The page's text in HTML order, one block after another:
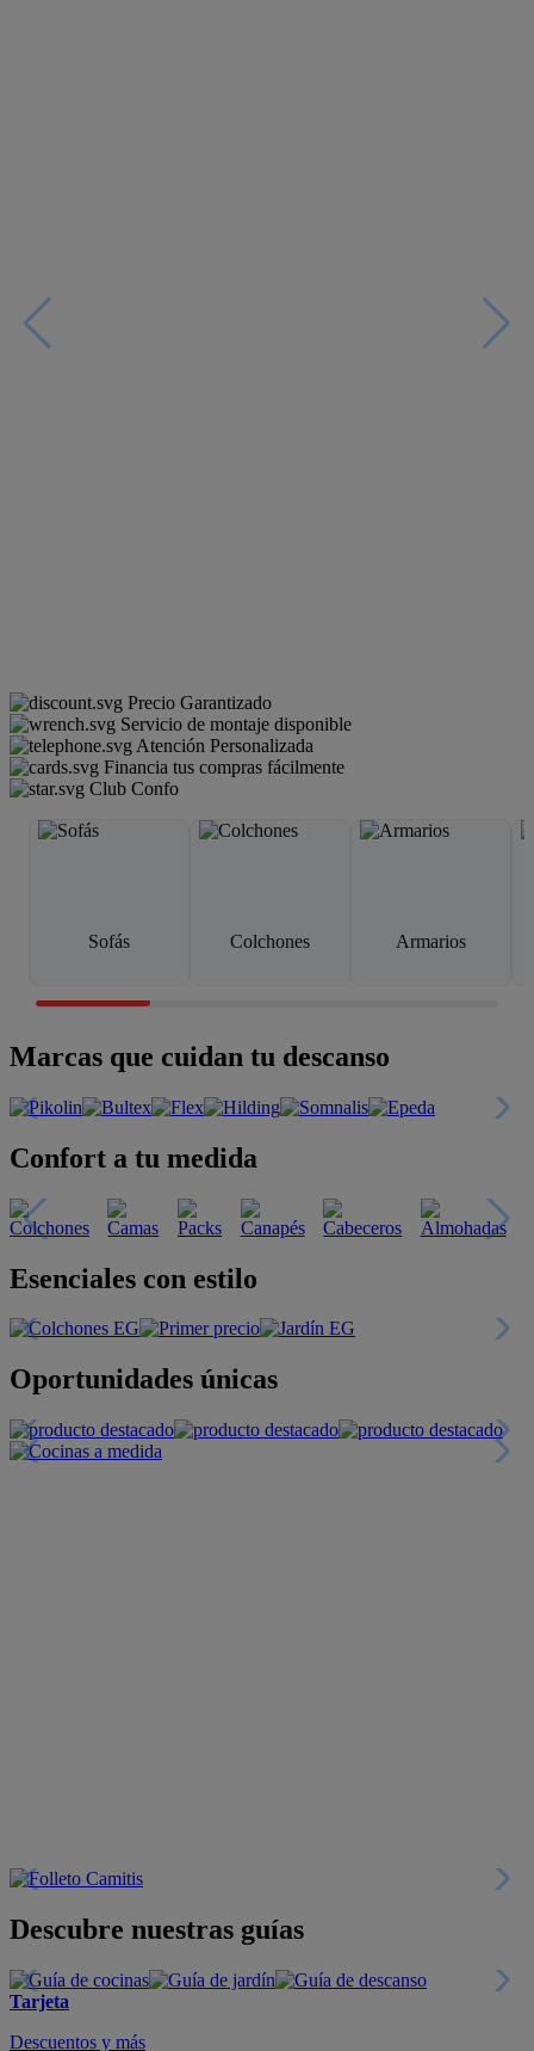
Precio Garantizado
Servicio de montaje disponible
Atención Personalizada
Financia tus compras fácilmente
Club Confo
Sofás Colchones Armarios
Marcas que cuidan tu descanso
Confort a tu medida
Esenciales con estilo
Oportunidades únicas
Descubre nuestras guías
Tarjeta
Descuentos y más